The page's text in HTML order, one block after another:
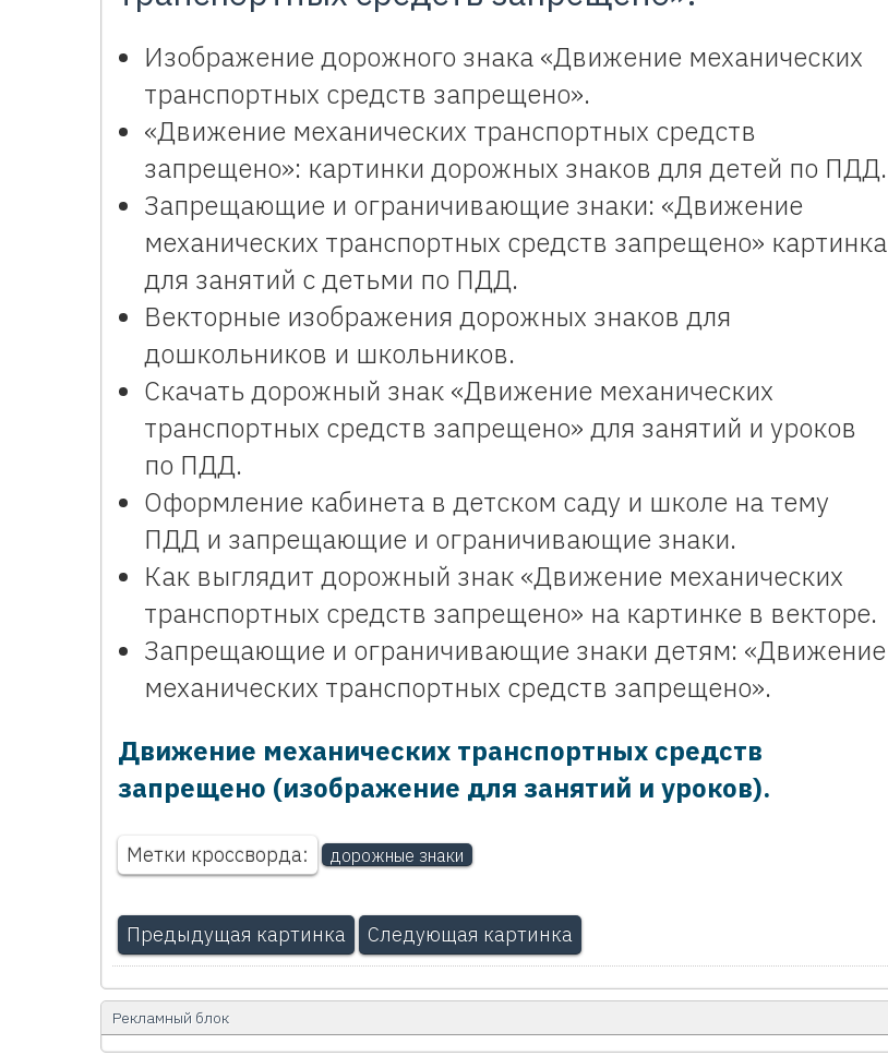
Изображение дорожного знака «Движение механических
транспортных средств запрещено».
«Движение механических транспортных средств
запрещено»: картинки дорожных знаков для детей по ПДД.
Запрещающие и ограничивающие знаки: «Движение
механических транспортных средств запрещено» картинка
для занятий с детьми по ПДД.
Векторные изображения дорожных знаков для
дошкольников и школьников.
Скачать дорожный знак «Движение механических
транспортных средств запрещено» для занятий и уроков
по ПДД.
Оформление кабинета в детском саду и школе на тему
ПДД и запрещающие и ограничивающие знаки.
Как выглядит дорожный знак «Движение механических
транспортных средств запрещено» на картинке в векторе.
Запрещающие и ограничивающие знаки детям: «Движение
механических транспортных средств запрещено».
Движение механических транспортных средств
запрещено (изображение для занятий и уроков).
Метки кроссворда: дорожные знаки
Предыдущая картинка Следующая картинка
Рекламный блок